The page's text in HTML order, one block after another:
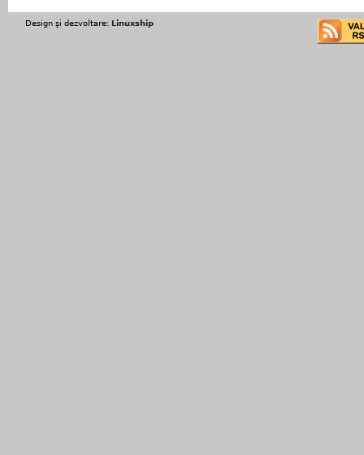
Design şi dezvoltare: Linuxship